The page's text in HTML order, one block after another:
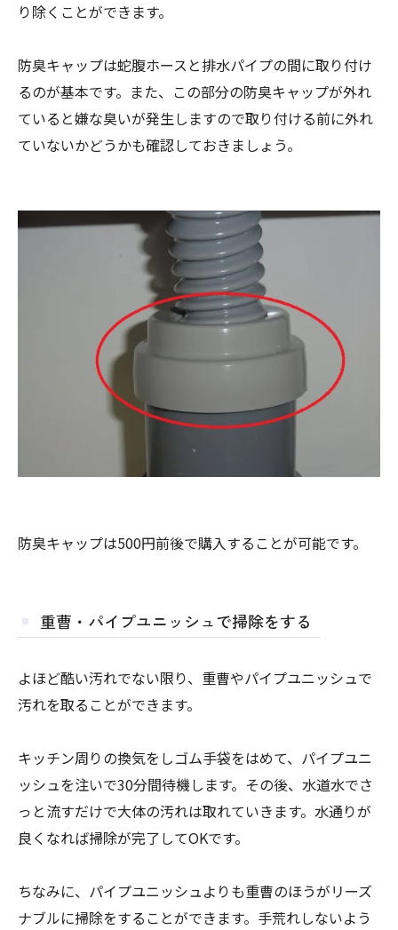
り除くことができます。
防臭キャップは蛇腹ホースと排水パイプの間に取り付け
るのが基本です。また、この部分の防臭キャップが外れ
ていると嫌な臭いが発生しますので取り付ける前に外れ
ていないかどうかも確認しておきましょう。
防臭キャップは500円前後で購入することが可能です。
重曹・パイプユニッシュで掃除をする
よほど酷い汚れでない限り、重曹やパイプユニッシュで
汚れを取ることができます。
キッチン周りの換気をしゴム手袋をはめて、パイプユニ
ッシュを注いで30分間待機します。その後、水道水でさ
っと流すだけで大体の汚れは取れていきます。水通りが
良くなれば掃除が完了してOKです。
ちなみに、パイプユニッシュよりも重曹のほうがリーズ
ナブルに掃除をすることができます。手荒れしないよう